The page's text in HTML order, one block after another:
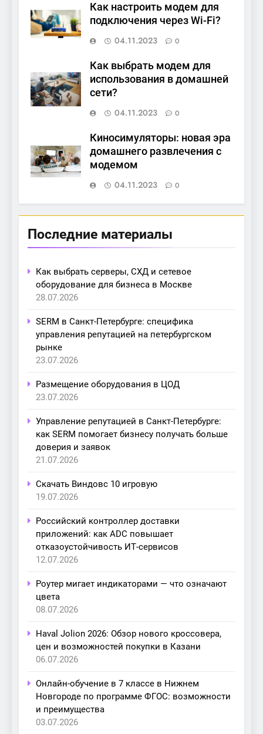
Как настроить модем для
подключения через Wi-Fi?
04.11.2023
0
Как выбрать модем для
использования в домашней
сети?
04.11.2023
0
Киносимуляторы: новая эра
домашнего развлечения с
модемом
04.11.2023
0
Последние материалы
Как выбрать серверы, СХД и сетевое
оборудование для бизнеса в Москве
28.07.2026
SERM в Санкт-Петербурге: специфика
управления репутацией на петербургском
рынке
23.07.2026
Размещение оборудования в ЦОД
23.07.2026
Управление репутацией в Санкт-Петербурге:
как SERM помогает бизнесу получать больше
доверия и заявок
21.07.2026
Скачать Виндовс 10 игровую
19.07.2026
Российский контроллер доставки
приложений: как ADC повышает
отказоустойчивость ИТ-сервисов
12.07.2026
Роутер мигает индикаторами — что означают
цвета
08.07.2026
Haval Jolion 2026: Обзор нового кроссовера,
цен и возможностей покупки в Казани
06.07.2026
Онлайн-обучение в 7 классе в Нижнем
Новгороде по программе ФГОС: возможности
и преимущества
03.07.2026